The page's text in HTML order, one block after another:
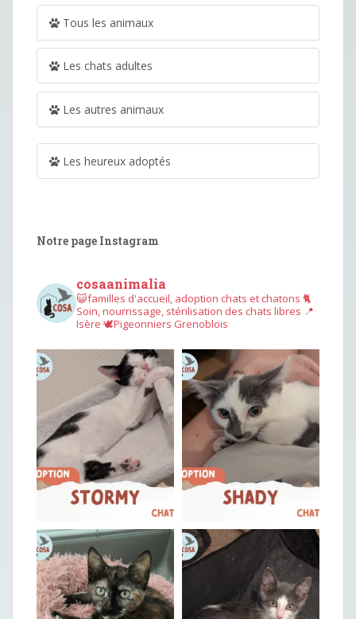
Tous les animaux
Les chats adultes
Les autres animaux
Les heureux adoptés
Notre page Instagram
cosaanimalia
😺familles d'accueil, adoption chats et chatons 🐈
Soin, nourrissage, stérilisation des chats libres 📍
Isère 🕊︎Pigeonniers Grenoblois